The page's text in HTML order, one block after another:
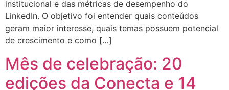
institucional e das métricas de desempenho do
LinkedIn. O objetivo foi entender quais conteúdos
geram maior interesse, quais temas possuem potencial
de crescimento e como […]
Mês de celebração: 20
edições da Conecta e 14